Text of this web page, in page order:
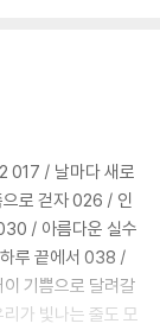
017 / 날마다 새로
로 걷자 026 / 인
/ 아름다운 실수
루 끝에서 038 /
기쁨으로 달려갈
가 빛나는 줄도 모